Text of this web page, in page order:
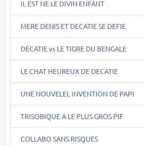
IL EST NE LE DIVIN ENFANT
MERE DENIS ET DECATIE SE DEFIE
DECATIE vs LE TIGRE DU BENGALE
LE CHAT HEUREUX DE DECATIE
UNE NOUVELEL INVENTION DE PAPI
TRISOBIQUE A LE PLUS GROS PIF
COLLABO SANS RISQUES